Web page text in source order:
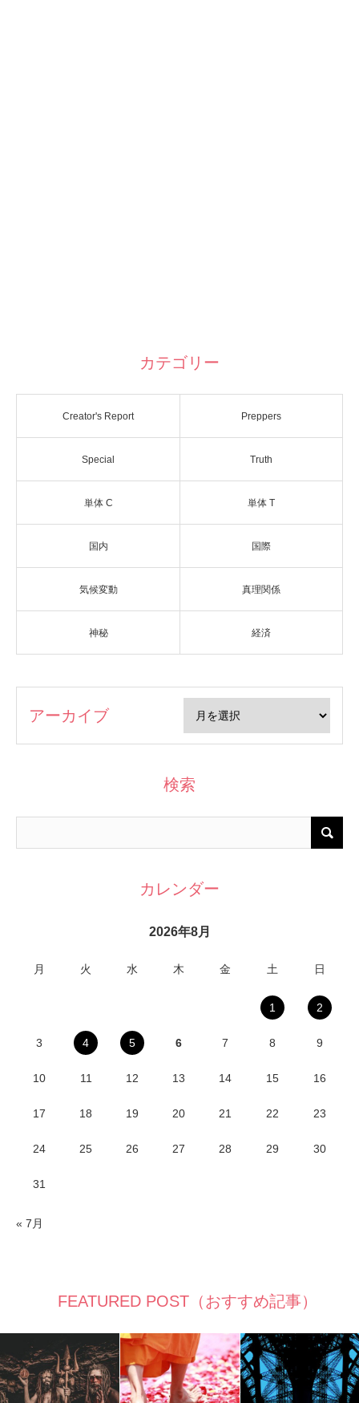
カテゴリー
Creator's Report Preppers
Special Truth
単体 C 単体 T
国内 国際
気候変動 真理関係
神秘 経済
アーカイブ
検索
カレンダー
2026年8月
月 火 水 木 金 土 日
1 2
3 4 5 6 7 8 9
10 11 12 13 14 15 16
17 18 19 20 21 22 23
24 25 26 27 28 29 30
31
« 7月
FEATURED POST（おすすめ記事）